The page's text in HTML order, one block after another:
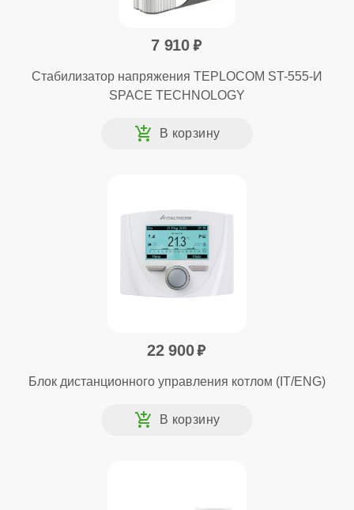
7 910
Стабилизатор напряжения TEPLOCOM ST-555-И
SPACE TECHNOLOGY
22 900
Блок дистанционного управления котлом (IT/ENG)